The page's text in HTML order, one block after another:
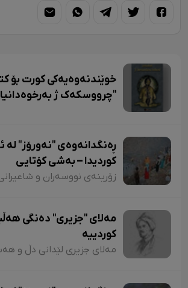
خوێندنەوەیەکی کورت بۆ
"چرووسکەک ژ بەرخوەدانیا
ڕەنگدانەوەی "نەورۆز" لە
کوردیدا – بەشی کۆتایی
مەلای "جزیری" دەنگی
کوردییە